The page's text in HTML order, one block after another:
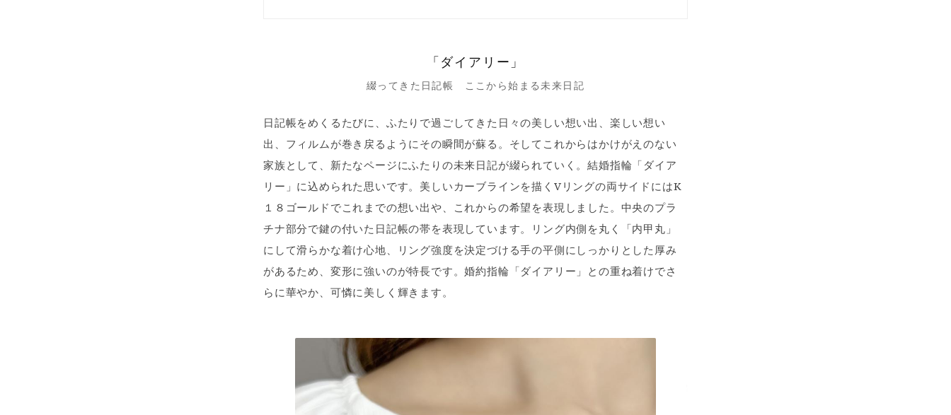
「ダイアリー」
綴ってきた日記帳 ここから始まる未来日記
日記帳をめくるたびに、ふたりで過ごしてきた日々の美しい想い出、楽しい想い
出、フィルムが巻き戻るようにその瞬間が蘇る。そしてこれからはかけがえのない
家族として、新たなページにふたりの未来日記が綴られていく。結婚指輪「ダイア
リー」に込められた思いです。美しいカーブラインを描くVリングの両サイドにはK
１８ゴールドでこれまでの想い出や、これからの希望を表現しました。中央のプラ
チナ部分で鍵の付いた日記帳の帯を表現しています。リング内側を丸く「内甲丸」
にして滑らかな着け心地、リング強度を決定づける手の平側にしっかりとした厚み
があるため、変形に強いのが特長です。婚約指輪「ダイアリー」との重ね着けでさ
らに華やか、可憐に美しく輝きます。